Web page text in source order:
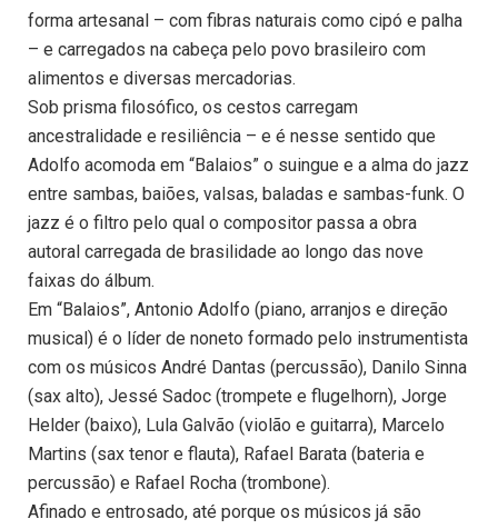
forma artesanal – com fibras naturais como cipó e palha
– e carregados na cabeça pelo povo brasileiro com
alimentos e diversas mercadorias.
Sob prisma filosófico, os cestos carregam
ancestralidade e resiliência – e é nesse sentido que
Adolfo acomoda em “Balaios” o suingue e a alma do jazz
entre sambas, baiões, valsas, baladas e sambas-funk. O
jazz é o filtro pelo qual o compositor passa a obra
autoral carregada de brasilidade ao longo das nove
faixas do álbum.
Em “Balaios”, Antonio Adolfo (piano, arranjos e direção
musical) é o líder de noneto formado pelo instrumentista
com os músicos André Dantas (percussão), Danilo Sinna
(sax alto), Jessé Sadoc (trompete e flugelhorn), Jorge
Helder (baixo), Lula Galvão (violão e guitarra), Marcelo
Martins (sax tenor e flauta), Rafael Barata (bateria e
percussão) e Rafael Rocha (trombone).
Afinado e entrosado, até porque os músicos já são